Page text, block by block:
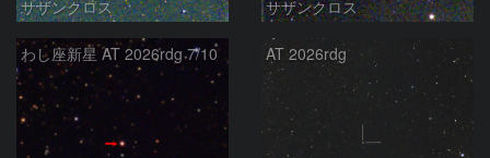
サザンクロス サザンクロス
わし座新星 AT 2026rdg 7/10 AT 2026rdg